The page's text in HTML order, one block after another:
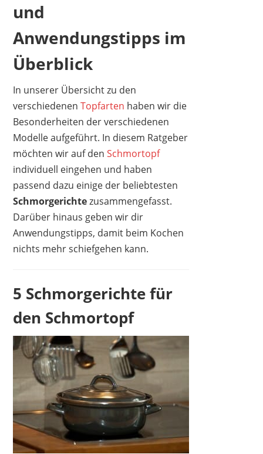
und
Anwendungstipps im
Überblick
In unserer Übersicht zu den
verschiedenenTopfarten haben wir die
Besonderheiten der verschiedenen
Modelle aufgeführt. In diesem Ratgeber
möchten wir auf denSchmortopf
individuell eingehen und haben
passend dazu einige der beliebtesten
Schmorgerichtezusammengefasst.
Darüber hinaus geben wir dir
Anwendungstipps, damit beim Kochen
nichts mehr schiefgehen kann.
5 Schmorgerichte für
den Schmortopf